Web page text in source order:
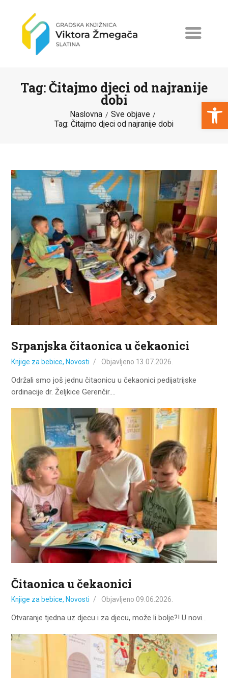
Open toolbar
Tag: Čitajmo djeci od najranije
dobi
Naslovna
Sve objave
Tag: Čitajmo djeci od najranije dobi
NASLOVNA
PROGRAMI I PROJEKTI
KATALOG
O KNJIŽNICI
ZA KORISNIKE
ODJELI
DOKUMENTI
KONTAKT
Srpanjska čitaonica u čekaonici
Knjige za bebice, Novosti Objavljeno 13.07.2026.
Održali smo još jednu čitaonicu u čekaonici pedijatrijske
ordinacije dr. Željkice Gerenčir.…
Čitaonica u čekaonici
Knjige za bebice, Novosti Objavljeno 09.06.2026.
Otvaranje tjedna uz djecu i za djecu, može li bolje?! U novi…